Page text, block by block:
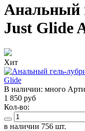
Анальный
Just Glide
Хит
В наличии: много
1 850 руб
Кол-во:
в наличии 756 шт.